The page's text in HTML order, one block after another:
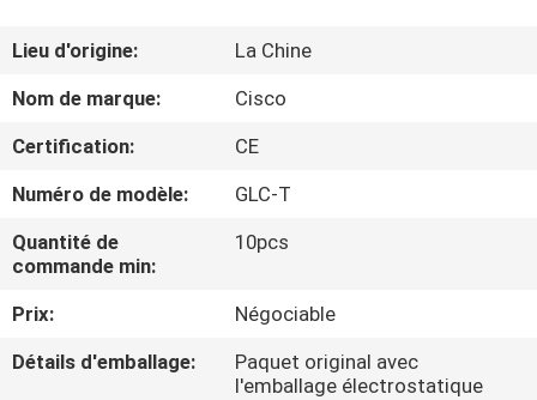
VIDÉOS
PROPOS
DE
NOUS
VISITE
DE
Lieu d'origine:
La Chine
Nom de marque:
Cisco
Certification:
CE
Numéro de modèle:
GLC-T
Quantité de
commande min:
10pcs
Prix:
Négociable
Détails d'emballage:
Paquet original avec
l'emballage électrostatique